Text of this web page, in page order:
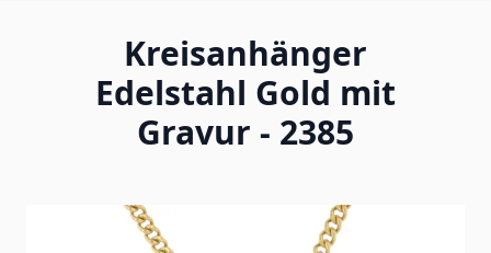
Kreisanhänger
Edelstahl Gold mit
Gravur - 2385